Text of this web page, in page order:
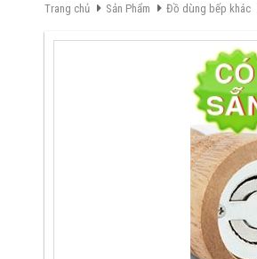
Trang chủ Sản Phẩm Đồ dùng bếp khác